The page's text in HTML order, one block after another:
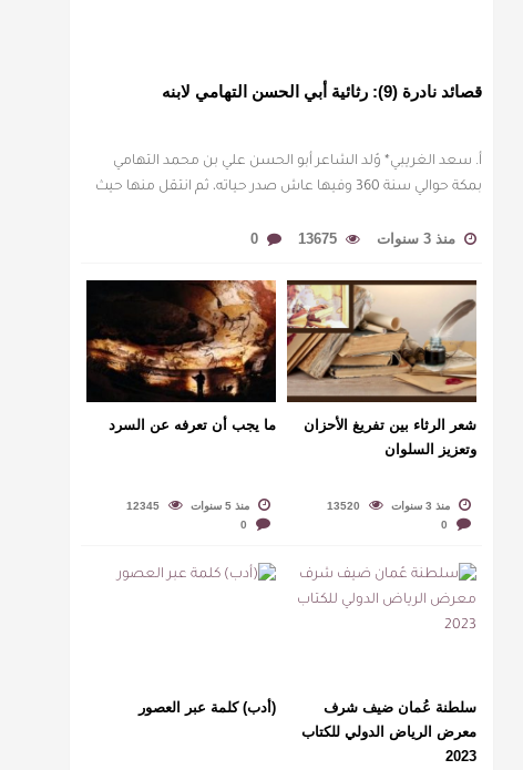
قصائد نادرة (9): رثائية أبي الحسن التهامي لابنه
أ. سعد الغريبي* وُلد الشاعر أبو الحسن علي بن محمد التهامي
بمكة حوالي سنة 360 وفيها عاش صدر حياته، ثم انتقل منها حيث
منذ 3 سنوات 13675
0
شعر الرثاء بين تفريغ الأحزان
وتعزيز السلوان
منذ 3 سنوات
13520
0
ما يجب أن تعرفه عن السرد
منذ 5 سنوات
12345
0
سلطنة عُمان ضيف شرف
معرض الرياض الدولي للكتاب
2023
(أدب) كلمة عبر العصور